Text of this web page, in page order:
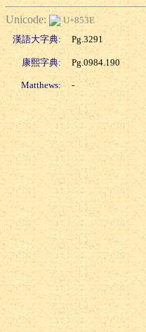
Unicode:
U+853E
漢語大字典:
Pg.3291
康熙字典: Pg.0984.190
Matthews: -